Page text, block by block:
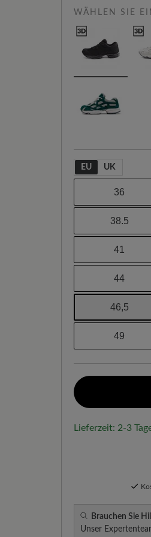
WÄHLEN SIE
EU UK
36
38.5
41
44
46,5
49
Lieferzeit: 2-3
Brauchen Sie
Unser